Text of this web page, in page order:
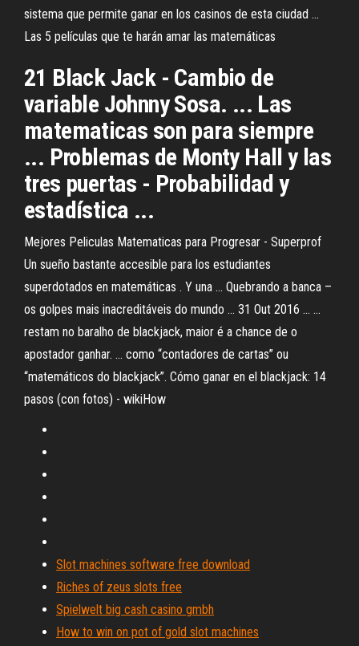
sistema que permite ganar en los casinos de esta ciudad ...
Las 5 películas que te harán amar las matemáticas
21 Black Jack - Cambio de
variable Johnny Sosa. ... Las
matematicas son para siempre
... Problemas de Monty Hall y las
tres puertas - Probabilidad y
estadística ...
Mejores Peliculas Matematicas para Progresar - Superprof
Un sueño bastante accesible para los estudiantes
superdotados en matemáticas . Y una ... Quebrando a banca –
os golpes mais inacreditáveis do mundo ... 31 Out 2016 ... ...
restam no baralho de blackjack, maior é a chance de o
apostador ganhar. ... como “contadores de cartas” ou
“matemáticos do blackjack”. Cómo ganar en el blackjack: 14
pasos (con fotos) - wikiHow
Slot machines software free download
Riches of zeus slots free
Spielwelt big cash casino gmbh
How to win on pot of gold slot machines